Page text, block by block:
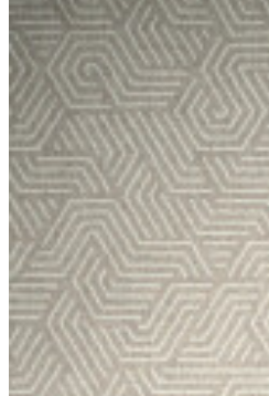
au feu US
Class A
Maintenance Lavable
Fiche
technique
53030
IMO
IMO
certificat